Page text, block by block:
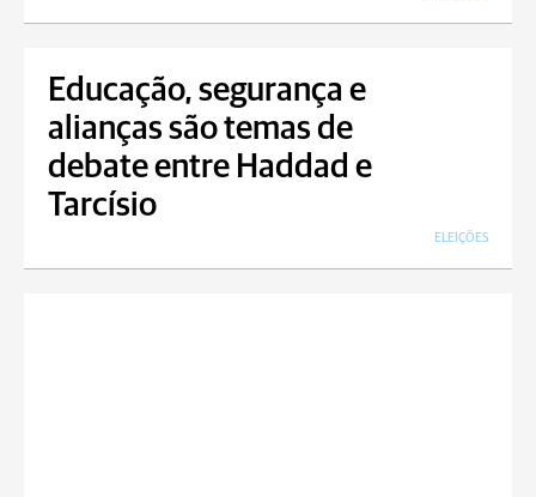
Educação, segurança e
alianças são temas de
debate entre Haddad e
Tarcísio
ELEIÇÕES